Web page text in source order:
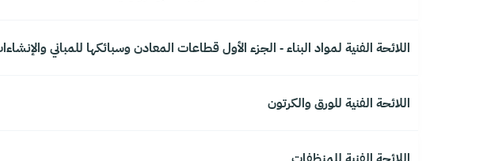
اللائحة الفنية لمواد البناء - الجزء الأول قطاعات المعادن وسبائكها للمباني
اللائحة الفنية للورق والكرتون
اللائحة الفنية للمنظفات